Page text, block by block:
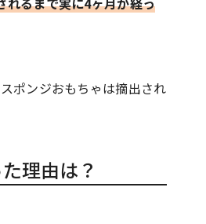
ポンジおもちゃは摘出され
理由は？